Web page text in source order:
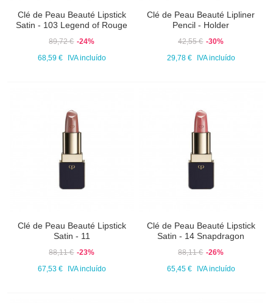
Clé de Peau Beauté Lipstick
Satin - 103 Legend of Rouge
89,72 € -24%
68,59 €
IVA incluído
Clé de Peau Beauté Lipliner
Pencil - Holder
42,55 € -30%
29,78 €
IVA incluído
Clé de Peau Beauté Lipstick
Satin - 11
88,11 € -23%
67,53 €
IVA incluído
Clé de Peau Beauté Lipstick
Satin - 14 Snapdragon
88,11 € -26%
65,45 €
IVA incluído